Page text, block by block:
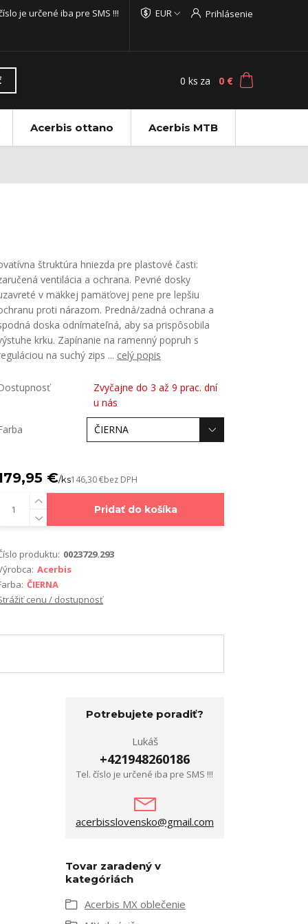
EUR Prihlásenie
je určené iba pre SMS !!!
0 ks za 0 €
Acerbis ottano Acerbis MTB
štruktúra hniezda pre plastové časti:
ventilácia a ochrana. Pevné dosky
v mäkkej pamäťovej pene pre lepšiu
proti nárazom. Predná/zadná ochrana a
doska odnímateľná, aby sa prispôsobila
krku. Zapínanie na ramenný popruh s
na suchý zips ... celý popis
Zvyčajne do 3 až 9 prac. dní
u nás
€/ks146,30 €bez DPH
Pridať do košíka
produktu: 0023729.293
Acerbis
ČIERNA
cenu / dostupnosť
Potrebujete poradiť?
Lukáš
+421948260186
Tel. číslo je určené iba pre SMS !!!
acerbisslovensko@gmail.com
Tovar zaradený v
kategóriách
Acerbis MX oblečenie